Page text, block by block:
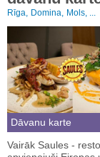
Rīga, Domina, Mols, ...
Dāvanu karte
Vairāk Saules -